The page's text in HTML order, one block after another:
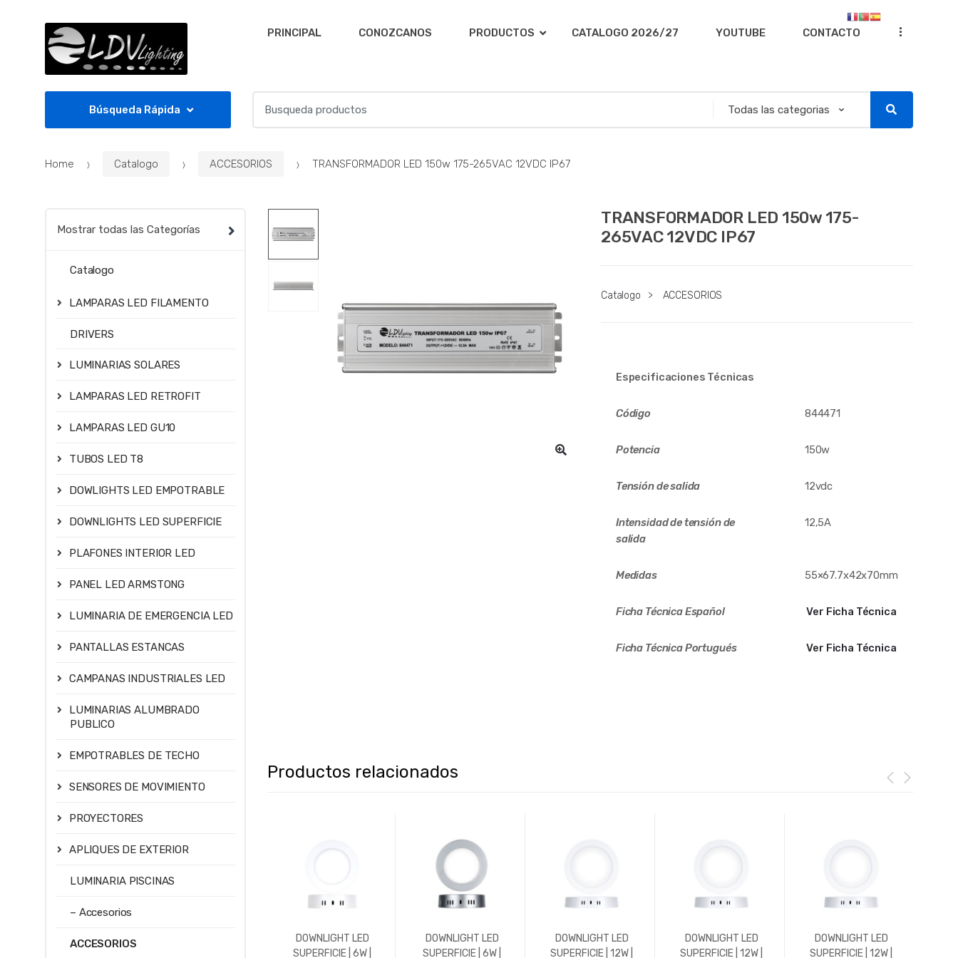
PRINCIPAL CONOZCANOS PRODUCTOS CATALOGO 2026/27 YOUTUBE CONTACTO ...
Búsqueda Rápida
c
Home Catalogo ACCESORIOS TRANSFORMADOR LED 150w 175-265VAC 12VDC IP67
TRANSFORMADOR LED 150w 175-
265VAC 12VDC IP67
Catalogo > ACCESORIOS
Especificaciones Técnicas
Código 844471
Potencia 150w
Tensión de salida 12vdc
Intensidad de tensión de
salida
12,5A
Medidas 55×67.7x42x70mm
Ficha Técnica Español Ver Ficha Técnica
Ficha TécnicaPortugués Ver Ficha Técnica
Productos relacionados
DOWNLIGHT LED
SUPERFICIE | 6W |
DOWNLIGHT LED
SUPERFICIE | 6W |
DOWNLIGHT LED
SUPERFICIE | 12W |
DOWNLIGHT LED
SUPERFICIE | 12W |
DOWNLIGHT LED
SUPERFICIE | 12W |
Mostrar todas las Categorías
Catalogo
LAMPARAS LED FILAMENTO
DRIVERS
LUMINARIAS SOLARES
LAMPARAS LED RETROFIT
LAMPARAS LED GU10
TUBOS LED T8
DOWLIGHTS LED EMPOTRABLE
DOWNLIGHTS LED SUPERFICIE
PLAFONES INTERIOR LED
PANEL LED ARMSTONG
LUMINARIA DE EMERGENCIA LED
PANTALLAS ESTANCAS
CAMPANAS INDUSTRIALES LED
LUMINARIAS ALUMBRADO
PUBLICO
EMPOTRABLES DE TECHO
SENSORES DE MOVIMIENTO
PROYECTORES
APLIQUES DE EXTERIOR
LUMINARIA PISCINAS
– Accesorios
ACCESORIOS